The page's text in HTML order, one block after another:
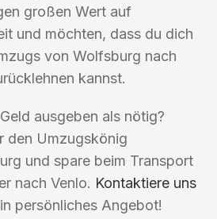
großen Wert auf
und möchten, dass du dich
von Wolfsburg nach
kannst.
ausgeben als nötig?
den Umzugskönig
und spare beim Transport
nach Venlo. Kontaktiere uns
persönliches Angebot!